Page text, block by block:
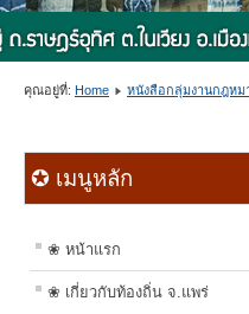
คุณอยู่ที่: Home หนังสือกลุ่มงานกฎหม
✪ เมนูหลัก
❀ หน้าแรก
❀ เกี่ยวกับท้องถิ่น จ.แพร่